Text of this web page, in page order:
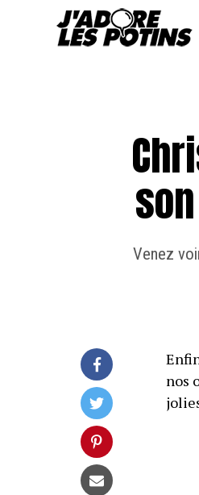
Venez
nos